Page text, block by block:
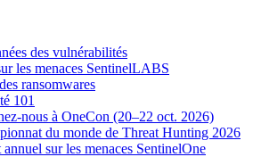
des vulnérabilités
les menaces SentinelLABS
ransomwares
101
nous à OneCon (20–22 oct. 2026)
du monde de Threat Hunting 2026
sur les menaces SentinelOne